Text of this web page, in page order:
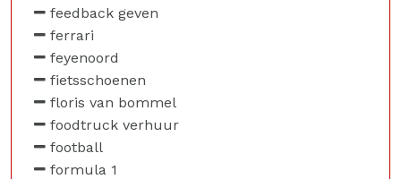
feedback geven
ferrari
feyenoord
fietsschoenen
floris van bommel
foodtruck verhuur
football
formula 1